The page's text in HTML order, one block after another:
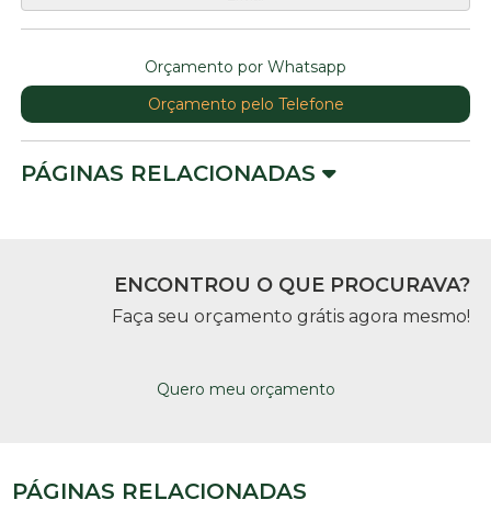
Orçamento por Whatsapp
Orçamento pelo Telefone
PÁGINAS RELACIONADAS
ENCONTROU O QUE PROCURAVA?
Faça seu orçamento grátis agora mesmo!
Quero meu orçamento
PÁGINAS RELACIONADAS